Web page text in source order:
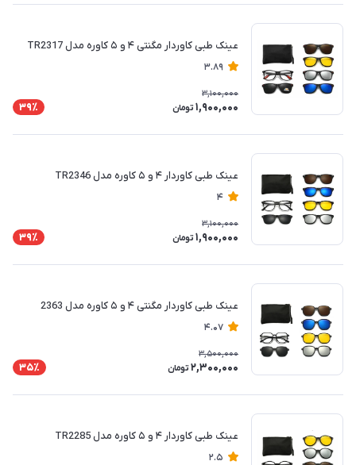
عینک طبی کاوردار مگنتی ۴ و ۵ کاوره مدل TR2317
3.89
3,100,000
1,900,000 تومان 39٪
عینک طبی کاوردار ۴ و ۵ کاوره مدل TR2346
4
3,100,000
1,900,000 تومان 39٪
عینک طبی کاوردار مگنتی ۴ و ۵ کاوره مدل 2363
4.07
3,500,000
2,300,000 تومان 35٪
عینک طبی کاوردار ۴ و ۵ کاوره مدل TR2285
2.5